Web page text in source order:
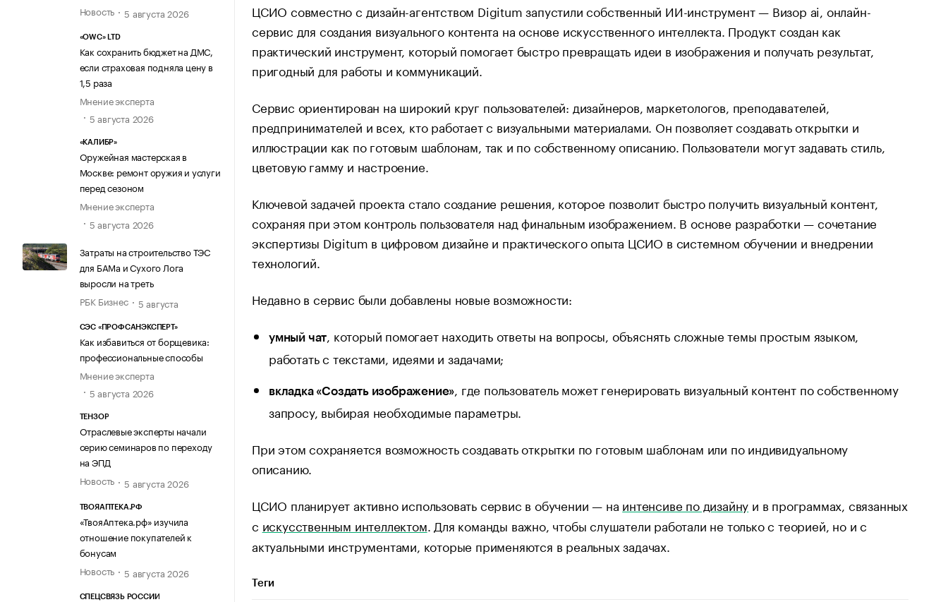
Новость
5 августа 2026
«OWC» LTD
Как сохранить бюджет на ДМС,
если страховая подняла цену в
1,5 раза
Мнение эксперта
5 августа 2026
«КАЛИБР»
Оружейная мастерская в
Москве: ремонт оружия и услуги
перед сезоном
Мнение эксперта
5 августа 2026
Затраты на строительство ТЭС
для БАМа и Сухого Лога
выросли на треть
РБК Бизнес
5 августа
СЭС «ПРОФСАНЭКСПЕРТ»
Как избавиться от борщевика:
профессиональные способы
Мнение эксперта
5 августа 2026
ТЕНЗОР
Отраслевые эксперты начали
серию семинаров по переходу
на ЭПД
Новость
5 августа 2026
ТВОЯАПТЕКА.РФ
«ТвояАптека.рф» изучила
отношение покупателей к
бонусам
Новость
5 августа 2026
СПЕЦСВЯЗЬ РОССИИ
ЦСИО совместно с дизайн-агентством Digitum запустили собственный ИИ-инструмент — Визор ai, онлайн-
сервис для создания визуального контента на основе искусственного интеллекта. Продукт создан как
практический инструмент, который помогает быстро превращать идеи в изображения и получать результат,
пригодный для работы и коммуникаций.
Сервис ориентирован на широкий круг пользователей: дизайнеров, маркетологов, преподавателей,
предпринимателей и всех, кто работает с визуальными материалами. Он позволяет создавать открытки и
иллюстрации как по готовым шаблонам, так и по собственному описанию. Пользователи могут задавать стиль,
цветовую гамму и настроение.
Ключевой задачей проекта стало создание решения, которое позволит быстро получить визуальный контент,
сохраняя при этом контроль пользователя над финальным изображением. В основе разработки — сочетание
экспертизы Digitum в цифровом дизайне и практического опыта ЦСИО в системном обучении и внедрении
технологий.
Недавно в сервис были добавлены новые возможности:
умный чат
, который помогает находить ответы на вопросы, объяснять сложные темы простым языком,
работать с текстами, идеями и задачами;
вкладка «Создать изображение»
, где пользователь может генерировать визуальный контент по собственному
запросу, выбирая необходимые параметры.
При этом сохраняется возможность создавать открытки по готовым шаблонам или по индивидуальному
описанию.
ЦСИО планирует активно использовать сервис в обучении — на интенсиве по дизайну и в программах, связанных
с искусственным интеллектом . Для команды важно, чтобы слушатели работали не только с теорией, но и с
актуальными инструментами, которые применяются в реальных задачах.
Теги